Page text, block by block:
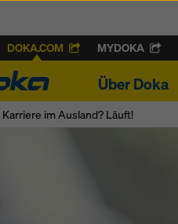
DOKA.COM MYDOKA
Über Doka
Karriere im Ausland? Läuft!